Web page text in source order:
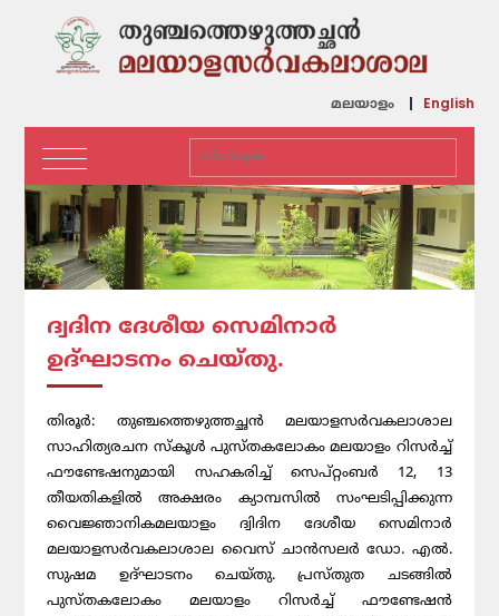
മലയാളം English
ദ്വദിന ദേശീയ സെമിനാർ
ഉദ്ഘാടനം ചെയ്തു.
തിരൂർ: തുഞ്ചത്തെഴുത്തച്ഛൻ മലയാളസർവകലാശാല
സാഹിത്യരചന സ്കൂൾ പുസ്തകലോകം മലയാളം റിസർച്ച്
ഫൗണ്ടേഷനുമായി സഹകരിച്ച് സെപ്റ്റംബർ 12, 13
തീയതികളിൽ അക്ഷരം ക്യാമ്പസിൽ സംഘടിപ്പിക്കുന്ന
വൈജ്ഞാനികമലയാളം ദ്വിദിന ദേശീയ സെമിനാർ
മലയാളസർവകലാശാല വൈസ് ചാൻസലർ ഡോ. എൽ.
സുഷമ ഉദ്ഘാടനം ചെയ്തു. പ്രസ്തുത ചടങ്ങിൽ
പുസ്തകലോകം മലയാളം റിസർച്ച് ഫൗണ്ടേഷൻ